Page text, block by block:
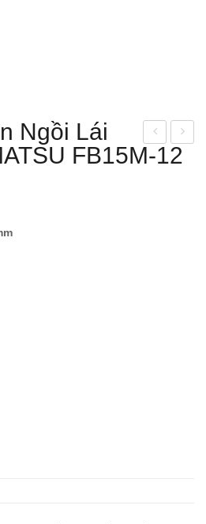
e
Ngồi Lái
FB15M-12